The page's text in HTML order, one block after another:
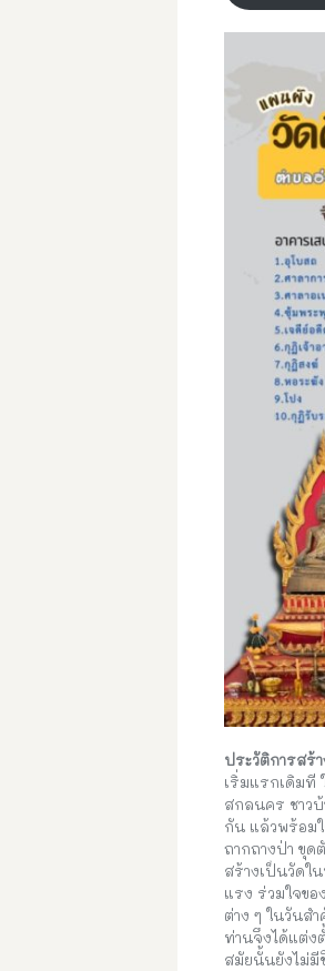
ประวัติการสร้
เริ่มแรกเดิมที
สกลนคร ชาว
กัน แล้วพร้อม
ถากถางป่า ขุด
สร้างเป็นวัดใ
แรง ร่วมใจข
ต่าง ๆ ในวันส
ท่านจึงได้แต่ง
สมัยนั้นยังไม่มี